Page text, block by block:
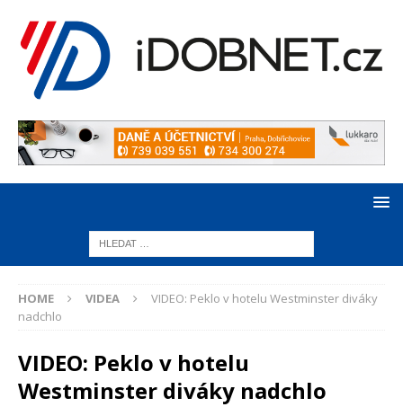
HOME VIDEA
VIDEO: Peklo v hotelu Westminster diváky
nadchlo
VIDEO: Peklo v hotelu
Westminster diváky nadchlo